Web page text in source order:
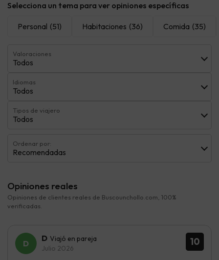
Selecciona un tema para ver opiniones específicas
Personal (51) Habitaciones (36) Comida (35)
Valoraciones
Todos
Idiomas
Todos
Tipos de viajero
Todos
Ordenar por:
Recomendadas
Opiniones reales
Opiniones de clientes reales de Buscounchollo.com, 100%
verificadas.
10
D Viajó en pareja
Julio 2026